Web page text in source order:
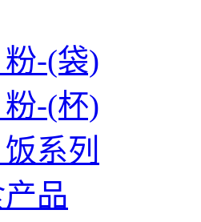
-(袋)
-(杯)
系列
品